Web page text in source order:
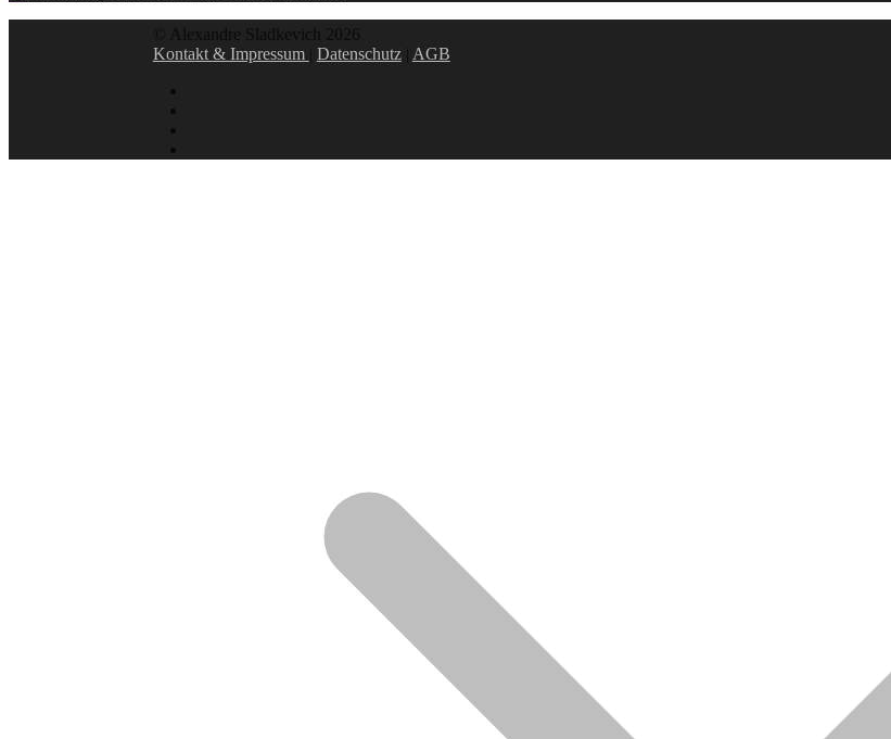
Kontakt & Impressum
Datenschutz| AGB